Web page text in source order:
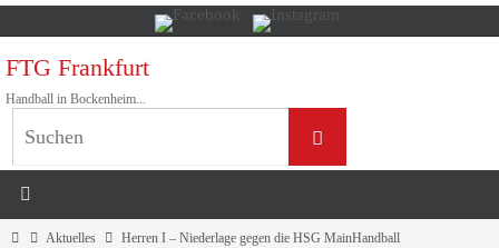
Inhalt
springen
FTG Frankfurt
Handball in Bockenheim...
Suchen
HomeAktuelles Herren I – Niederlage gegen die HSG MainHandball